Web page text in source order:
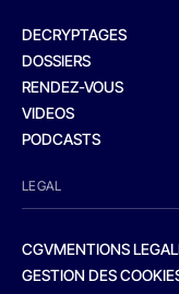
DECRYPTAGES
DOSSIERS
RENDEZ-VOUS
VIDEOS
PODCASTS
LEGAL
CGVMENTIONS
GESTION DES